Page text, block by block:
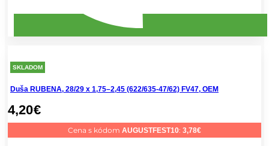
SKLADOM
Duša RUBENA, 28/29 x 1,75–2,45 (622/635-47/62) FV47, OEM
4,20€
Cena s kódom AUGUSTFEST10: 3,78€